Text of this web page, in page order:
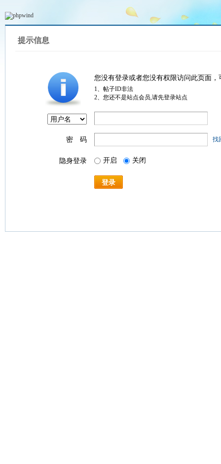
提示信息
您没有登录或者您没有权限访问此页面
1、帖子ID非法
2、您还不是站点会员,请先登录站点
密 码 找
隐身登录 开启 关闭
登录